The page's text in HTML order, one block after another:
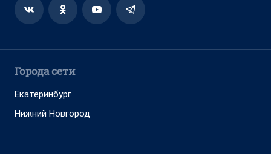
Города сети
Екатеринбург
Нижний Новгород